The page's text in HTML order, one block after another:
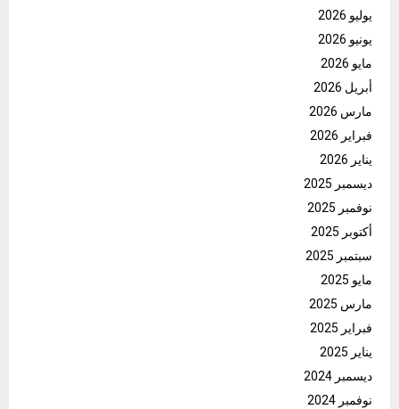
يوليو 2026
يونيو 2026
مايو 2026
أبريل 2026
مارس 2026
فبراير 2026
يناير 2026
ديسمبر 2025
نوفمبر 2025
أكتوبر 2025
سبتمبر 2025
مايو 2025
مارس 2025
فبراير 2025
يناير 2025
ديسمبر 2024
نوفمبر 2024